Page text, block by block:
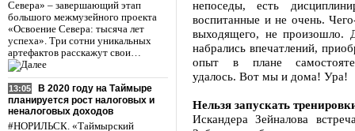
Севера» – завершающий этап
большого межмузейного проекта
«Освоение Севера: тысяча лет
успеха». Три сотни уникальных
артефактов расскажут свои…
13:05
В 2020 году на Таймыре
планируется рост налоговых и
неналоговых доходов
#НОРИЛЬСК. «Таймырский
непоседы, есть
воспитанные и не очень.
выходящего, не произошло.
набрались впечатлений,
опыт в плане
удалось. Вот мы и дома! Ура!
Нельзя запускать
Искандера Зейналова